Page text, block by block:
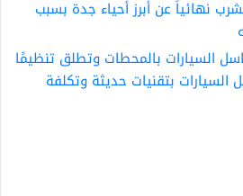
نهائياً عن أبرز أحياء جدة بسبب
السيارات بالمحطات وتطلق تنظيمًا
بتقنيات حديثة وتكلفة